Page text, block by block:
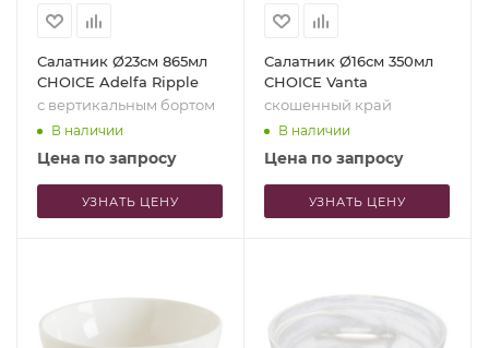
Салатник Ø23см 865мл
CHOICE Adelfa Ripple
с вертикальным бортом
В наличии
Цена по запросу
УЗНАТЬ ЦЕНУ
Салатник Ø16см 350мл
CHOICE Vanta
скошенный край
В наличии
Цена по запросу
УЗНАТЬ ЦЕНУ